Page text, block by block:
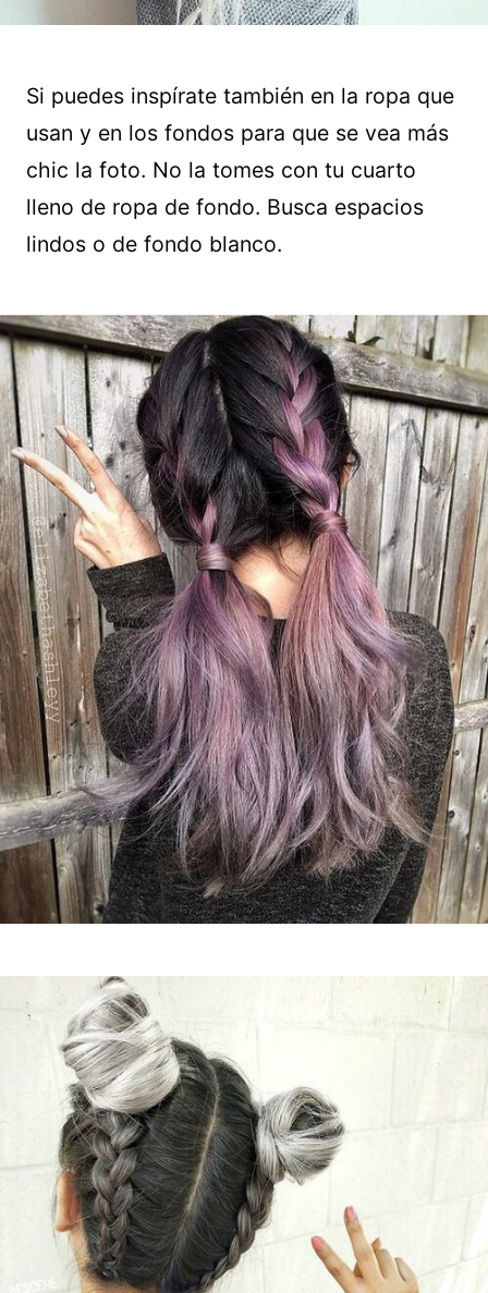
Si puedes inspírate también en la ropa que
usan y en los fondos para que se vea más
chic la foto. No la tomes con tu cuarto
lleno de ropa de fondo. Busca espacios
lindos o de fondo blanco.